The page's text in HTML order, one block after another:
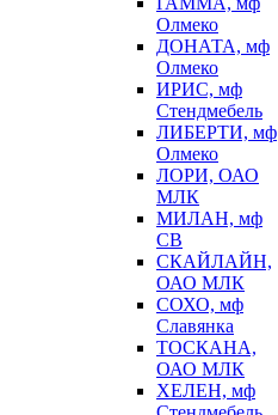
Олмеко
ДОНАТА, мф
Олмеко
ИРИС, мф
Стендмебель
ЛИБЕРТИ, мф
Олмеко
ЛОРИ, ОАО
МЛК
МИЛАН, мф
СВ
СКАЙЛАЙН,
ОАО МЛК
СОХО, мф
Славянка
ТОСКАНА,
ОАО МЛК
ХЕЛЕН, мф